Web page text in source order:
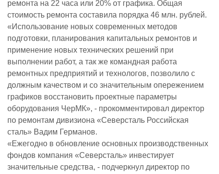
ремонта на 22 часа или 20% от графика. Общая
стоимость ремонта составила порядка 46 млн. рублей.
«Использование новых современных методов
подготовки, планирования капитальных ремонтов и
применение новых технических решений при
выполнении работ, а так же командная работа
ремонтных предприятий и технологов, позволило с
должным качеством и со значительным опережением
графиков восстановить проектные параметры
оборудования ЧерМК», - прокомментировал директор
по ремонтам дивизиона «Северсталь Российская
сталь» Вадим Германов.
«Ежегодно в обновление основных производственных
фондов компания «Северсталь» инвестирует
значительные средства, - подчеркнул директор по